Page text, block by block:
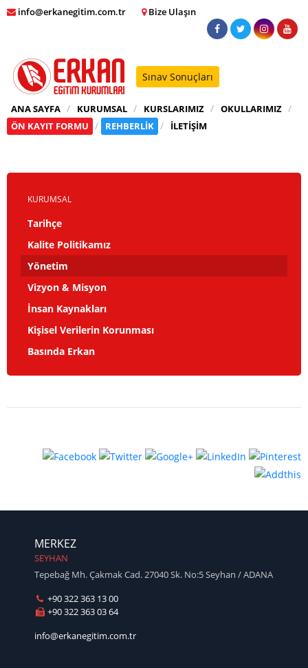
info@erkanegitim.com.tr Bize Ulaşın
Sınav Sonuçları
ANA SAYFA KURUMSAL KURSLARIMIZ
OKULLARIMIZ
ÖN KAYIT FORMU
REHBERLİK İLETİŞİM
KURUMSAL
Tarihçe
Kalite Politikamız
Yönetim
Vizyon & Misyon
İnsan Kaynakları
Kişisel Verilerin Korunması
Basında Erkan
MERKEZ
SEYHAN
Tepebağ Mh. Çakmak Cad. 27040 Sk. No:5 Seyhan / ADANA
+90 322 363 13 00
+90 322 363 03 64
info@erkanegitim.com.tr